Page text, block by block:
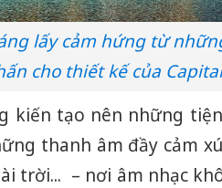
lấy cảm hứng từ
cho thiết kế của
kiến tạo nên những
thanh âm đầy cảm
trời... – nơi âm nhạc